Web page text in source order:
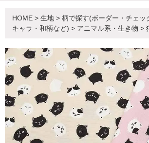
HOME > 生地 > 柄で探す(ボーダー・チェッ
キャラ・和柄など) > アニマル系・生き物 >